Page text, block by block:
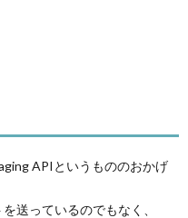
APIというもののおかげ
送っているのでもなく、